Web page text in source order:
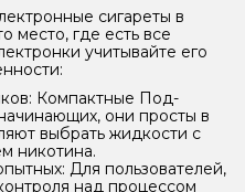
сигареты в
где есть все
учитывайте его
Компактные Под-
они просты в
выбрать жидкости с
никотина.
Для пользователей,
над процессом